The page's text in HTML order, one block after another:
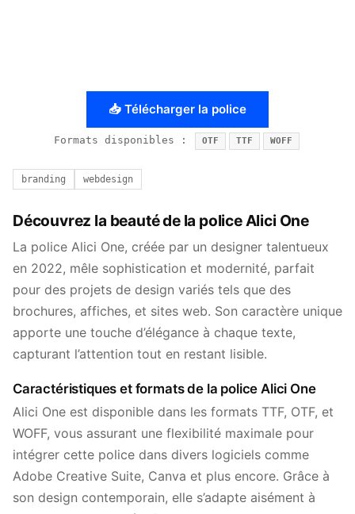
📥 Télécharger la police
Formats disponibles : OTF TTF WOFF
branding webdesign
Découvrez la beauté de la police Alici One
La police Alici One, créée par un designer talentueux
en 2022, mêle sophistication et modernité, parfait
pour des projets de design variés tels que des
brochures, affiches, et sites web. Son caractère unique
apporte une touche d’élégance à chaque texte,
capturant l’attention tout en restant lisible.
Caractéristiques et formats de la police Alici One
Alici One est disponible dans les formats TTF, OTF, et
WOFF, vous assurant une flexibilité maximale pour
intégrer cette police dans divers logiciels comme
Adobe Creative Suite, Canva et plus encore. Grâce à
son design contemporain, elle s’adapte aisément à